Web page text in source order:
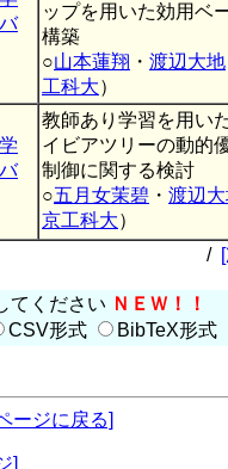
ップを用いた効用ベ
構築
○山本蓮翔 ・ 渡辺大地
工科大）
教師あり学習を用い
イビアツリーの動的
制御に関する検討
○五月女茉碧 ・ 渡辺
京工科大）
/
てください ＮＥＷ！！
CSV形式 BibTeX形式
ージに戻る]
]